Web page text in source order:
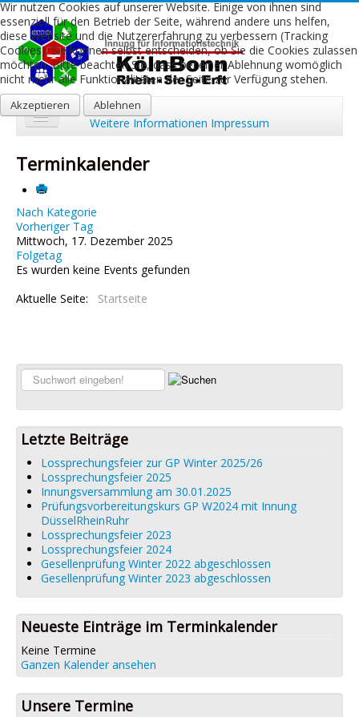
Über uns
Leistungen
Ausbildung
Fachbetriebe
Links
Impressum
Terminkalender
Nach Kategorie
Vorheriger Tag
Mittwoch, 17. Dezember 2025
Folgetag
Es wurden keine Events gefunden
Aktuelle Seite:
Startseite
Suchen...
Letzte Beiträge
Lossprechungsfeier zur GP Winter 2025/26
Lossprechungsfeier 2025
Innungsversammlung am 30.01.2025
Prüfungsvorbereitungskurs GP W2024 mit Innung
DüsselRheinRuhr
Lossprechungsfeier 2023
Lossprechungsfeier 2024
Gesellenprüfung Winter 2022 abgeschlossen
Gesellenprüfung Winter 2023 abgeschlossen
Neueste Einträge im Terminkalender
Keine Termine
Ganzen Kalender ansehen
Unsere Termine
Wir nutzen Cookies auf unserer Website. Einige von ihnen sind
essenziell für den Betrieb der Seite, während andere uns helfen,
diese Website und die Nutzererfahrung zu verbessern (Tracking
Cookies). Sie können selbst entscheiden, ob Sie die Cookies zulassen
möchten. Bitte beachten Sie, dass bei einer Ablehnung womöglich
nicht mehr alle Funktionalitäten der Seite zur Verfügung stehen.
Akzeptieren Ablehnen
Weitere Informationen Impressum